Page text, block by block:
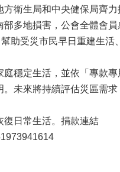
衛生局和中央健保局齊
多地損害，公會全體會員
助受災市民早日重建生活
穩定生活，並依「專款專
未來將持續評估災區需求
復日常生活。捐款連結